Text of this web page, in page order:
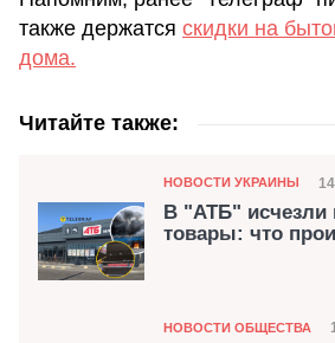
также держатся скидки на
дома.
Читайте также:
Категория
НОВОСТИ УКРАИНЫ
В "АТБ" исчезли
товары: что
Категория
НОВОСТИ ОБЩЕСТВА